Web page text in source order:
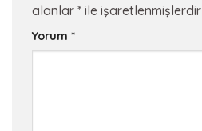
alanlar * ile işaretlenmişlerdir
Yorum *